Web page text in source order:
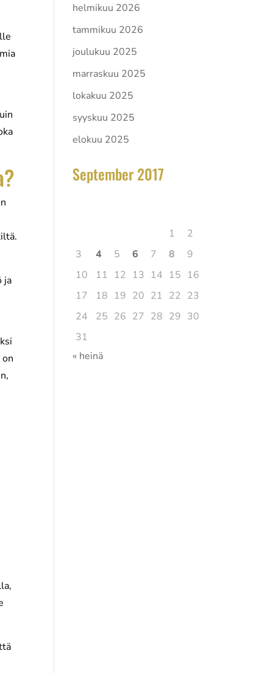
ja
helmikuu 2026
tammikuu 2026
joulukuu 2025
marraskuu 2025
lokakuu 2025
syyskuu 2025
elokuu 2025
September 2017
1
2
3
4 5 6 7 8
9
10
11 12 13 14 15 16
17
18 19 20 21 22 23
24
25 26 27 28 29 30
31
« heinä